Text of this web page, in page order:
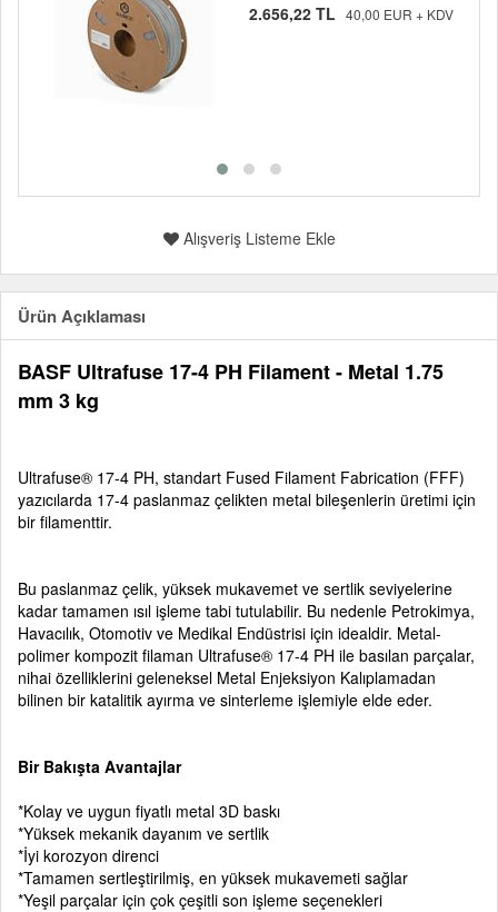
2.656,22 TL 40,00 EUR + KDV
Alışveriş Listeme Ekle
Ürün Açıklaması
BASF Ultrafuse 17-4 PH Filament - Metal 1.75
mm 3 kg
Ultrafuse® 17-4 PH, standart Fused Filament Fabrication (FFF)
yazıcılarda 17-4 paslanmaz çelikten metal bileşenlerin üretimi için
bir filamenttir.
Bu paslanmaz çelik, yüksek mukavemet ve sertlik seviyelerine
kadar tamamen ısıl işleme tabi tutulabilir. Bu nedenle Petrokimya,
Havacılık, Otomotiv ve Medikal Endüstrisi için idealdir. Metal-
polimer kompozit filaman Ultrafuse® 17-4 PH ile basılan parçalar,
nihai özelliklerini geleneksel Metal Enjeksiyon Kalıplamadan
bilinen bir katalitik ayırma ve sinterleme işlemiyle elde eder.
Bir Bakışta Avantajlar
*Kolay ve uygun fiyatlı metal 3D baskı
*Yüksek mekanik dayanım ve sertlik
*İyi korozyon direnci
*Tamamen sertleştirilmiş, en yüksek mukavemeti sağlar
*Yeşil parçalar için çok çeşitli son işleme seçenekleri